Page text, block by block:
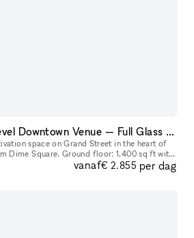
2,600 sq ft Two-Level Downtown Venue — Full Glass Storefront + Lower Level with Own Entrance | Chinatown/LES
space on Grand Street in the heart of
Dime Square. Ground floor: 1,400 sq ft with
ft ceilings, and excellent
vanaf€ 2.855 per dag